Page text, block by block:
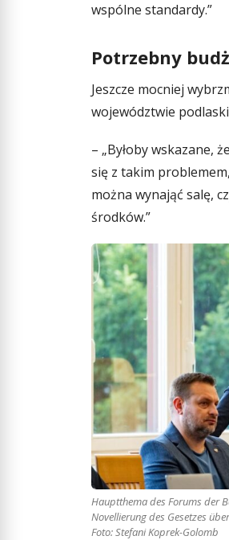
wspólne standardy.”
Potrzebny
Jeszcze mocniej
województwie
– „Byłoby wskazane,
się z takim
można wynająć salę,
środków.”
Hauptthema des Forums der
Novellierung des Gesetzes
Foto: Stefani Koprek-Golomb